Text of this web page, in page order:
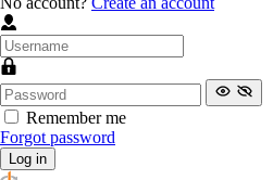
Remember me
Forgot password
Log in